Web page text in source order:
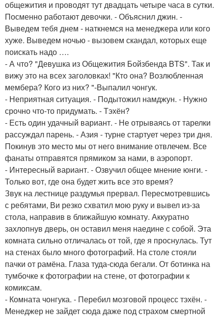
общежития и проводят тут двадцать четыре часа в сутки.
Посменно работают девочки. - Объяснил джин. -
Выведем тебя днем - наткнемся на менеджера или кого
хуже. Выведем ночью - вызовем скандал, которых еще
поискать надо ….
- А что? "Девушка из Общежития Бойзбенда BTS". Так и
вижу это на всех заголовках! "Кто она? Возлюбленная
мембера? Кого из них? "-Выпалил чонгук.
- Неприятная ситуация. - Подытожил намджун. - Нужно
срочно что-то придумать. - Тэхён?
- Есть один удачный вариант. - Не отрываясь от тарелки
рассуждал парень. - Азия - турне стартует через три дня.
Покинув это место мы от него внимание отвлечем. Все
фанаты отправятся прямиком за нами, в аэропорт.
- Интересный вариант. - Озвучил общее мнение юнги. -
Только вот, где она будет жить все это время?
Звук на лестнице раздумья прервал. Пересмотревшись
с ребятами, Ви резко схватил мою руку и вывел из-за
стола, направив в ближайшую комнату. Аккуратно
захлопнув дверь, он оставил меня наедине с собой. Эта
комната сильно отличалась от той, где я проснулась. Тут
на стенах было много фотографий. На столе стояли
пачки от рамёна. Глаза туда-сюда бегали. От ботинка на
тумбочке к фотографии на стене, от фотографии к
комиксам.
- Комната чонгука. - Перебил мозговой процесс тэхён. -
Менеджер не зайдет сюда даже под страхом смертной